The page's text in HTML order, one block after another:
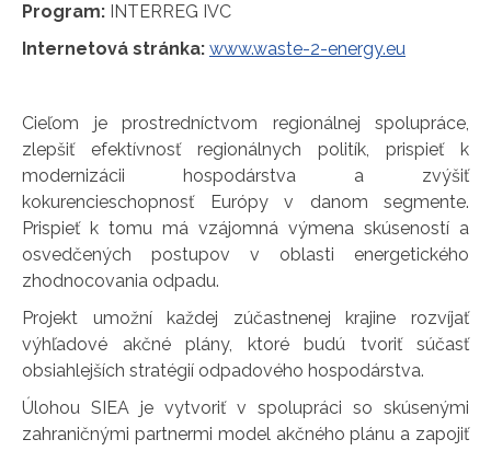
Program: INTERREG IVC
Internetová stránka: www.waste-2-energy.eu
Cieľom je prostredníctvom regionálnej spolupráce,
zlepšiť efektívnosť regionálnych politík, prispieť k
modernizácii hospodárstva a zvýšiť
kokurencieschopnosť Európy v danom segmente.
Prispieť k tomu má vzájomná výmena skúseností a
osvedčených postupov v oblasti energetického
zhodnocovania odpadu.
Projekt umožní každej zúčastnenej krajine rozvíjať
výhľadové akčné plány, ktoré budú tvoriť súčasť
obsiahlejších stratégií odpadového hospodárstva.
Úlohou SIEA je vytvoriť v spolupráci so skúsenými
zahraničnými partnermi model akčného plánu a zapojiť